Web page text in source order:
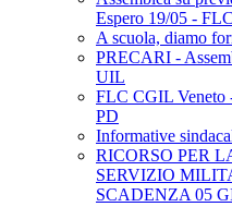
Espero 19/05 -
A scuola, diamo
PRECARI -
UIL
FLC CGIL Veneto
PD
Informative
RICORSO PER
SERVIZIO
SCADENZA 05